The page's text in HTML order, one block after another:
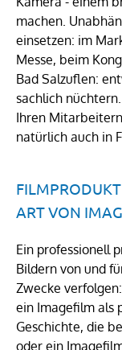
machen.
einsetzen: im
Messe, beim
Bad Salzuflen:
sachlich
Ihren
natürlich auch in
ART VON
Ein professionell
Bildern von und
Zwecke
ein Imagefilm als
Geschichte, die
oder ein